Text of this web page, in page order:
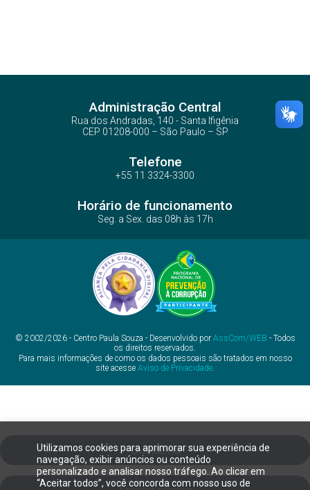
Utilizamos cookies para aprimorar sua experiência de
navegação, exibir anúncios ou conteúdo
personalizado e analisar nosso tráfego. Ao clicar em
“Aceitar todos”, você concorda com nosso uso de
Administração Central
Rua dos Andradas, 140 - Santa Ifigênia
CEP 01208-000 – São Paulo – SP
Telefone
+55 11 3324-3300
Horário de funcionamento
Seg. a Sex. das 08h às 17h
© 2002/2026 - Centro Paula Souza - Desenvolvido por AssCom/WEB - Todos
os direitos reservados.
Para mais informações de como os dados pessoais são tratados em nosso
site acesse Aviso de Privacidade.
Ouvidoria